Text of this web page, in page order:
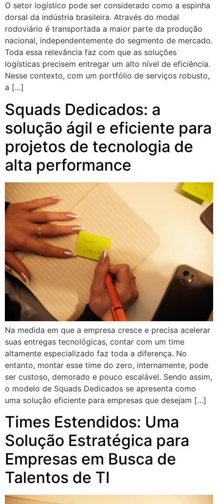
O setor logístico pode ser considerado como a espinha
dorsal da indústria brasileira. Através do modal
rodoviário é transportada a maior parte da produção
nacional, independentemente do segmento de mercado.
Toda essa relevância faz com que as soluções
logísticas precisem entregar um alto nível de eficiência.
Nesse contexto, com um portfólio de serviços robusto,
a […]
Squads Dedicados: a
solução ágil e eficiente para
projetos de tecnologia de
alta performance
Na medida em que a empresa cresce e precisa acelerar
suas entregas tecnológicas, contar com um time
altamente especializado faz toda a diferença. No
entanto, montar esse time do zero, internamente, pode
ser custoso, demorado e pouco escalável. Sendo assim,
o modelo de Squads Dedicados se apresenta como
uma solução eficiente para empresas que desejam […]
Times Estendidos: Uma
Solução Estratégica para
Empresas em Busca de
Talentos de TI